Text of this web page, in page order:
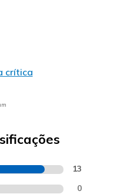
crítica
13
0